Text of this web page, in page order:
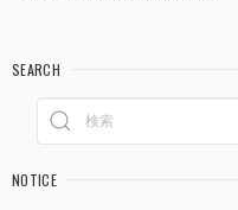
SEARCH
NOTICE